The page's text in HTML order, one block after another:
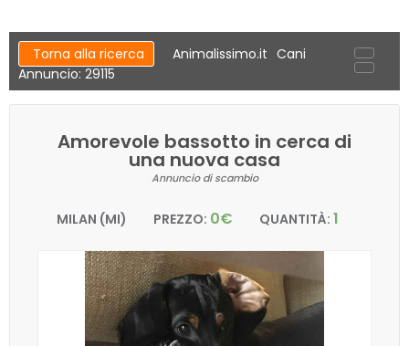
Torna alla ricerca Animalissimo.it Cani
Annuncio: 29115
Amorevole bassotto in cerca di
una nuova casa
Annuncio di scambio
MILAN (MI) PREZZO: 0€ QUANTITÀ: 1